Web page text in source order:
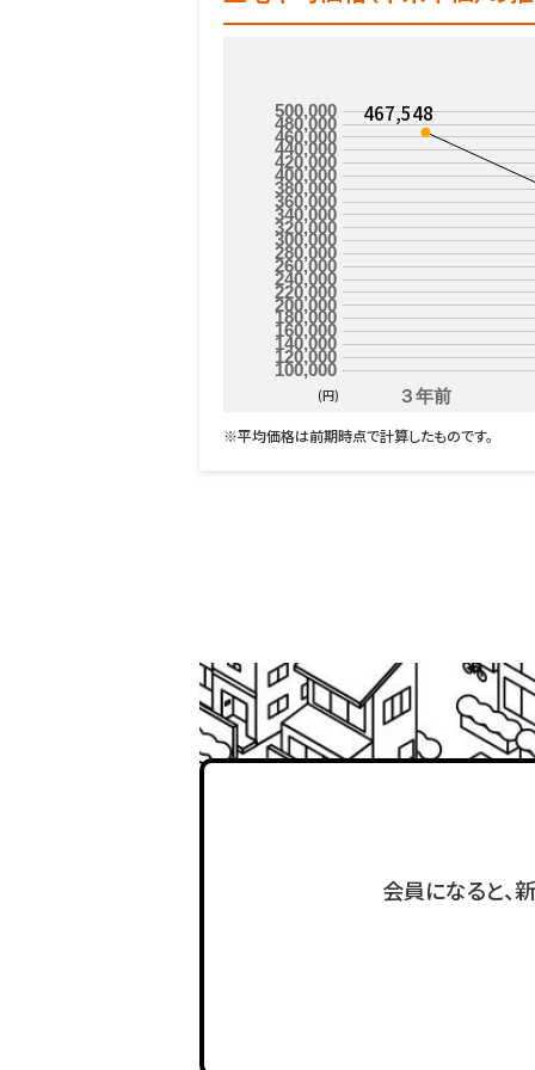
３年前
100,000
120,000
140,000
160,000
180,000
200,000
220,000
240,000
260,000
280,000
300,000
320,000
340,000
360,000
380,000
400,000
420,000
440,000
460,000
480,000
500,000 467,548
(円)
※平均価格は前期時点で計算したものです。
会員になると、